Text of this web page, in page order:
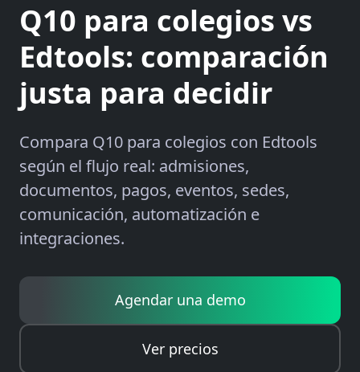
Q10 para colegios vs
Edtools: comparación
justa para decidir
Compara Q10 para colegios con Edtools
según el flujo real: admisiones,
documentos, pagos, eventos, sedes,
comunicación, automatización e
integraciones.
Agendar una demo
Ver precios